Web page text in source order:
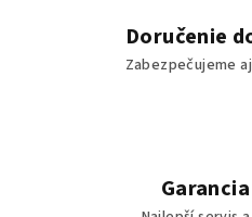
Doručenie
Zabezpečujeme